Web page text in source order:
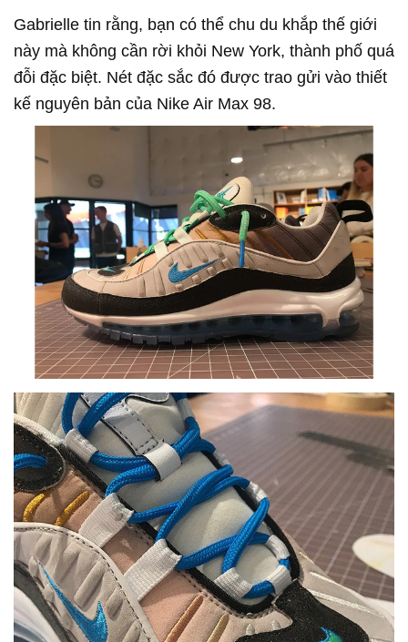
Gabrielle tin rằng, bạn có thể chu du khắp thế giới
này mà không cần rời khỏi New York, thành phố quá
đỗi đặc biệt. Nét đặc sắc đó được trao gửi vào thiết
kế nguyên bản của Nike Air Max 98.